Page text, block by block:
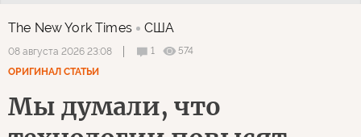
The New York Times США
08 августа 2026 23:08 1
574
ОРИГИНАЛ СТАТЬИ
Мы думали, что